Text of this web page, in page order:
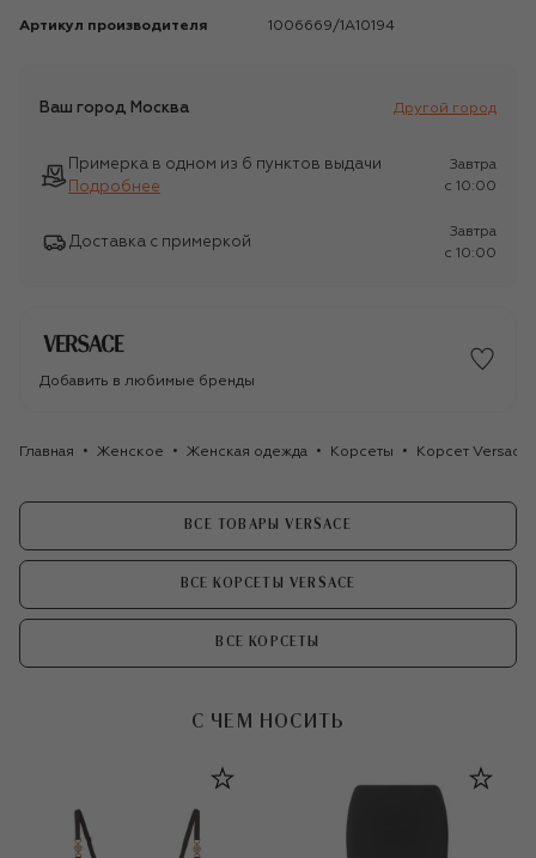
Артикул производителя 1006669/1A10194
Ваш город Москва Другой город
Примерка в одном из 6 пунктов выдачи
Подробнее
Завтра
c 10:00
Доставка с примеркой
Завтра
c 10:00
Добавить в любимые бренды
Главная Женское Женская одежда Корсеты Корсет Versace
ВСЕ ТОВАРЫ VERSACE
ВСЕ КОРСЕТЫ VERSACE
ВСЕ КОРСЕТЫ
С ЧЕМ НОСИТЬ